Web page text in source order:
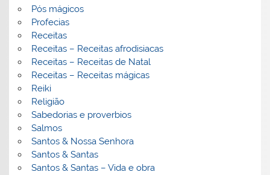
Pós mágicos
Profecias
Receitas
Receitas – Receitas afrodisiacas
Receitas – Receitas de Natal
Receitas – Receitas mágicas
Reiki
Religião
Sabedorias e proverbios
Salmos
Santos & Nossa Senhora
Santos & Santas
Santos & Santas – Vida e obra